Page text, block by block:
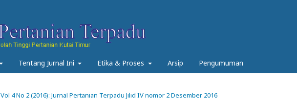
Tentang Jurnal Ini Etika & Proses Arsip Pengumuman
Vol 4 No 2 (2016): Jurnal Pertanian Terpadu Jilid IV nomor 2 Desember 2016